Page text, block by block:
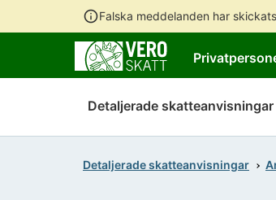
Falska meddelanden har
Detaljerade skatteanvisningar
Detaljerade skatteanvisningar